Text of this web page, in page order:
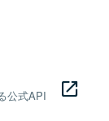
公式API